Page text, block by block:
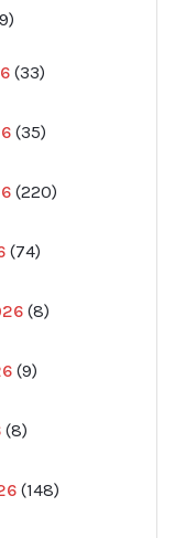
99
33
produkter
35
produkter
220
produkter
74
produkter
8
produkter
9
produkter
8
produkter
148
produkter